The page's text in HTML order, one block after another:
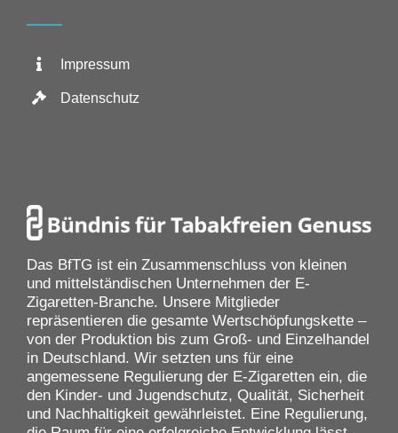
Impressum
Datenschutz
Das BfTG ist ein Zusammenschluss von kleinen
und mittelständischen Unternehmen der E-
Zigaretten-Branche. Unsere Mitglieder
repräsentieren die gesamte Wertschöpfungskette –
von der Produktion bis zum Groß- und Einzelhandel
in Deutschland. Wir setzten uns für eine
angemessene Regulierung der E-Zigaretten ein, die
den Kinder- und Jugendschutz, Qualität, Sicherheit
und Nachhaltigkeit gewährleistet. Eine Regulierung,